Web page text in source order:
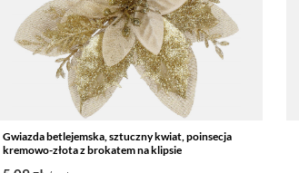
Gwiazda betlejemska, sztuczny kwiat, poinsecja
kremowo-złota z brokatem na klipsie